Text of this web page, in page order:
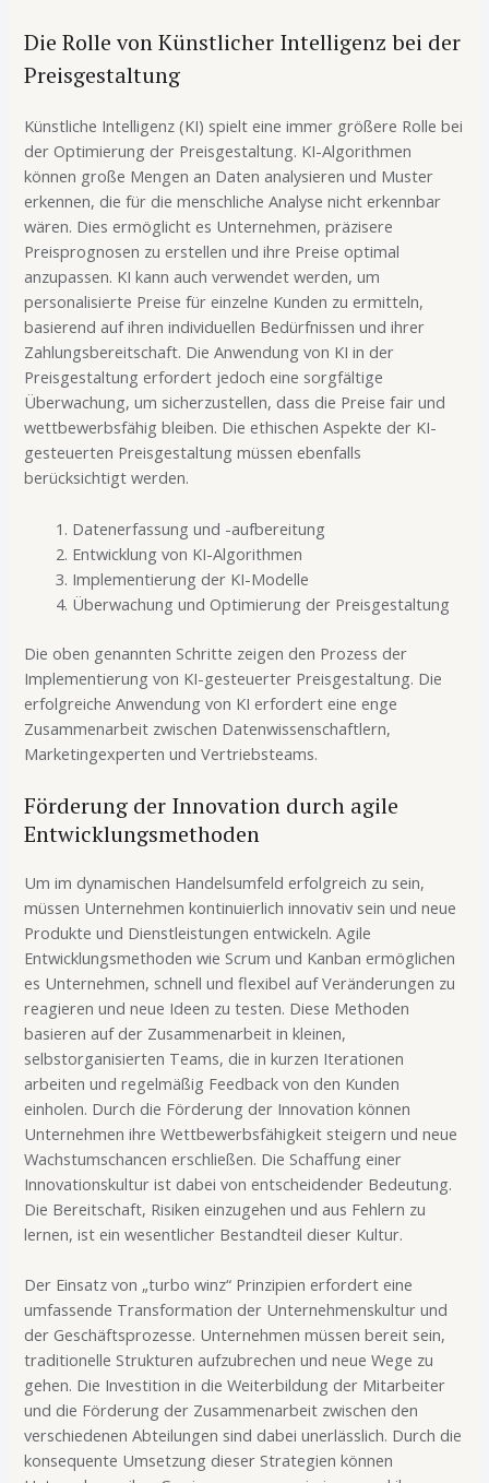
Die Rolle von Künstlicher Intelligenz bei der
Preisgestaltung
Künstliche Intelligenz (KI) spielt eine immer größere Rolle bei
der Optimierung der Preisgestaltung. KI-Algorithmen
können große Mengen an Daten analysieren und Muster
erkennen, die für die menschliche Analyse nicht erkennbar
wären. Dies ermöglicht es Unternehmen, präzisere
Preisprognosen zu erstellen und ihre Preise optimal
anzupassen. KI kann auch verwendet werden, um
personalisierte Preise für einzelne Kunden zu ermitteln,
basierend auf ihren individuellen Bedürfnissen und ihrer
Zahlungsbereitschaft. Die Anwendung von KI in der
Preisgestaltung erfordert jedoch eine sorgfältige
Überwachung, um sicherzustellen, dass die Preise fair und
wettbewerbsfähig bleiben. Die ethischen Aspekte der KI-
gesteuerten Preisgestaltung müssen ebenfalls
berücksichtigt werden.
Datenerfassung und -aufbereitung
Entwicklung von KI-Algorithmen
Implementierung der KI-Modelle
Überwachung und Optimierung der Preisgestaltung
Die oben genannten Schritte zeigen den Prozess der
Implementierung von KI-gesteuerter Preisgestaltung. Die
erfolgreiche Anwendung von KI erfordert eine enge
Zusammenarbeit zwischen Datenwissenschaftlern,
Marketingexperten und Vertriebsteams.
Förderung der Innovation durch agile
Entwicklungsmethoden
Um im dynamischen Handelsumfeld erfolgreich zu sein,
müssen Unternehmen kontinuierlich innovativ sein und neue
Produkte und Dienstleistungen entwickeln. Agile
Entwicklungsmethoden wie Scrum und Kanban ermöglichen
es Unternehmen, schnell und flexibel auf Veränderungen zu
reagieren und neue Ideen zu testen. Diese Methoden
basieren auf der Zusammenarbeit in kleinen,
selbstorganisierten Teams, die in kurzen Iterationen
arbeiten und regelmäßig Feedback von den Kunden
einholen. Durch die Förderung der Innovation können
Unternehmen ihre Wettbewerbsfähigkeit steigern und neue
Wachstumschancen erschließen. Die Schaffung einer
Innovationskultur ist dabei von entscheidender Bedeutung.
Die Bereitschaft, Risiken einzugehen und aus Fehlern zu
lernen, ist ein wesentlicher Bestandteil dieser Kultur.
Der Einsatz von „turbo winz“ Prinzipien erfordert eine
umfassende Transformation der Unternehmenskultur und
der Geschäftsprozesse. Unternehmen müssen bereit sein,
traditionelle Strukturen aufzubrechen und neue Wege zu
gehen. Die Investition in die Weiterbildung der Mitarbeiter
und die Förderung der Zusammenarbeit zwischen den
verschiedenen Abteilungen sind dabei unerlässlich. Durch die
konsequente Umsetzung dieser Strategien können